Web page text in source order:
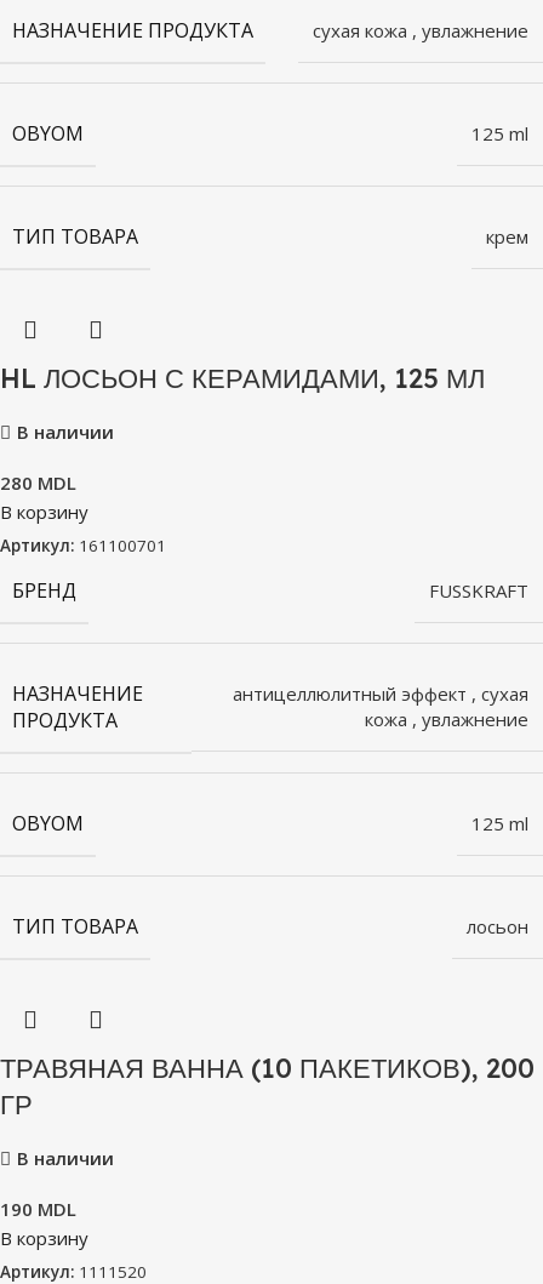
НАЗНАЧЕНИЕ ПРОДУКТА сухая кожа , увлажнение
OBYOM 125 ml
ТИП ТОВАРА крем
HL ЛОСЬОН С КЕРАМИДАМИ, 125 МЛ
В наличии
280 MDL
В корзину
Артикул: 161100701
БРЕНД FUSSKRAFT
НАЗНАЧЕНИЕ
ПРОДУКТА
антицеллюлитный эффект , сухая
кожа , увлажнение
OBYOM 125 ml
ТИП ТОВАРА лосьон
ТРАВЯНАЯ ВАННА (10 ПАКЕТИКОВ), 200
ГР
В наличии
190 MDL
В корзину
Артикул: 1111520